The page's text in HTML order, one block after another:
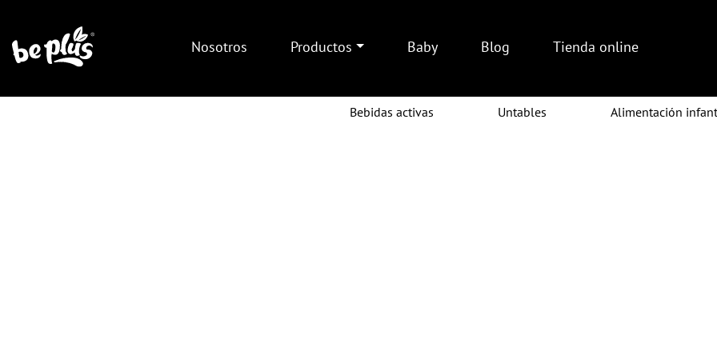
Nosotros Productos Baby Blog Tienda online
Bebidas activas Untables Alimentación